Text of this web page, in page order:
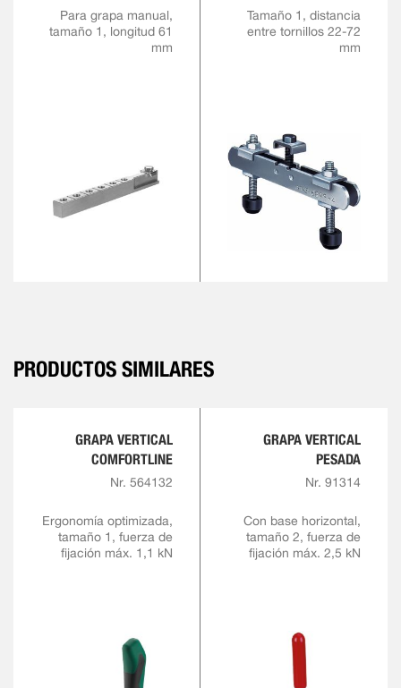
Para grapa manual,
tamaño 1, longitud 61
mm
Tamaño 1, distancia
entre tornillos 22-72
mm
PRODUCTOS SIMILARES
GRAPA VERTICAL
COMFORTLINE
Nr. 564132
Ergonomía optimizada,
tamaño 1, fuerza de
fijación máx. 1,1 kN
GRAPA VERTICAL
PESADA
Nr. 91314
Con base horizontal,
tamaño 2, fuerza de
fijación máx. 2,5 kN